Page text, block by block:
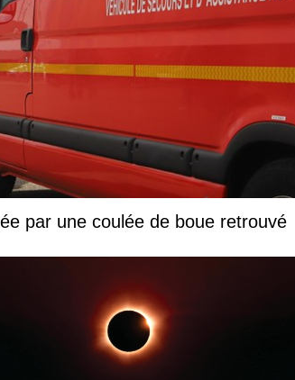
par une coulée de boue retrouvé